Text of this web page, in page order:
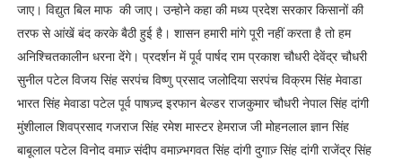
जाए। विद्युत बिल माफ की जाए। उन्होने कहा की मध्य प्रदेश सरकार किसानों की
तरफ से आंखें बंद करके बैठी हुई है। शासन हमारी मांगे पूरी नहीं करता है तो हम
अनिश्चितकालीन धरना देंगे। प्रदर्शन में पूर्व पार्षद राम प्रकाश चौधरी देवेंद्र चौधरी
सुनील पटेल विजय सिंह सरपंच विष्णु प्रसाद जलोदिया सरपंच विक्रम सिंह मेवाडा
भारत सिंह मेवाडा पटेल पूर्व पाषज़्द इरफान बेल्डर राजकुमार चौधरी नेपाल सिंह दांगी
मुंशीलाल शिवप्रसाद गजराज सिंह रमेश मास्टर हेमराज जी मोहनलाल ज्ञान सिंह
बाबूलाल पटेल विनोद वमाज़् संदीप वमाज़्भगवत सिंह दांगी दुगाज़् सिंह दांगी राजेंद्र सिंह